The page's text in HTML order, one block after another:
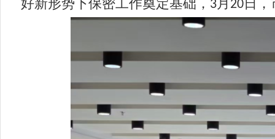
好新形势下保密工作奠定基础， 3月 20日